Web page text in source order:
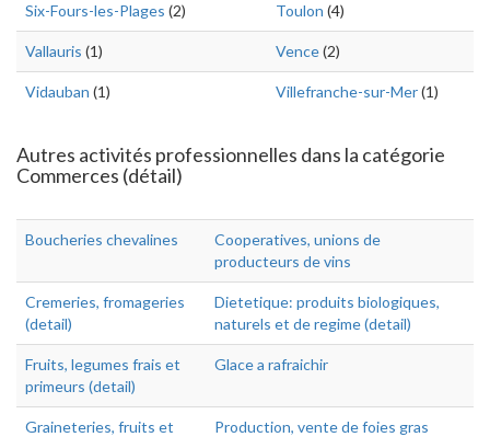
Six-Fours-les-Plages (2) Toulon (4)
Vallauris (1) Vence(2)
Vidauban (1) Villefranche-sur-Mer(1)
Autres activités professionnelles dans la catégorie
Commerces (détail)
Boucheries chevalines
Cooperatives, unions de
producteurs de vins
Cremeries, fromageries
(detail)
Dietetique: produits biologiques,
naturels et de regime (detail)
Fruits, legumes frais et
primeurs (detail)
Glace a rafraichir
Graineteries, fruits et
Production, vente de foies gras